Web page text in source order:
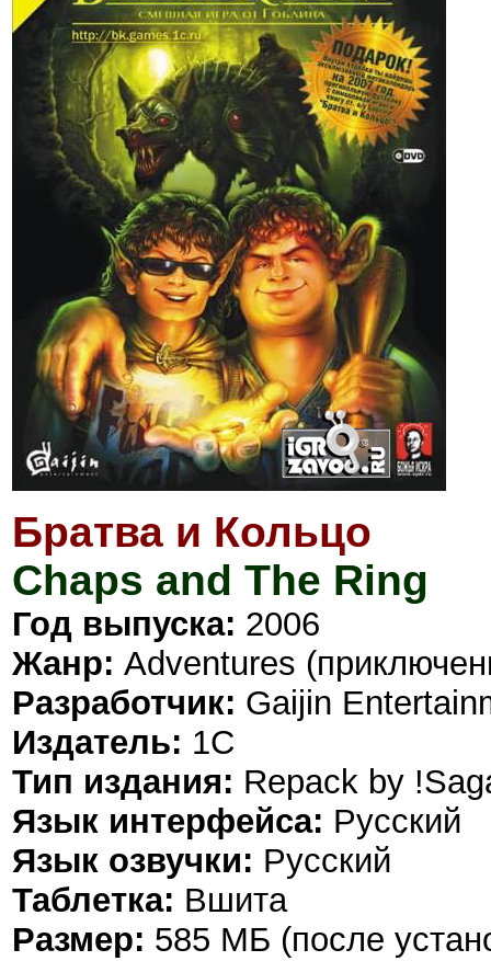
Братва и Кольцо
Chaps and The Ring
Год выпуска: 2006
Жанр: Adventures
Разработчик: Gaijin
Издатель: 1С
Тип издания: Repack by
Язык интерфейса: Русский
Язык озвучки: Русский
Таблетка: Вшита
Размер: 585 МБ (после